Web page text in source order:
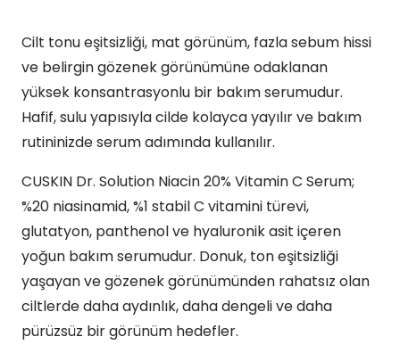
Cilt tonu eşitsizliği, mat görünüm, fazla sebum hissi
ve belirgin gözenek görünümüne odaklanan
yüksek konsantrasyonlu bir bakım serumudur.
Hafif, sulu yapısıyla cilde kolayca yayılır ve bakım
rutininizde serum adımında kullanılır.
CUSKIN Dr. Solution Niacin 20% Vitamin C Serum;
%20 niasinamid, %1 stabil C vitamini türevi,
glutatyon, panthenol ve hyaluronik asit içeren
yoğun bakım serumudur. Donuk, ton eşitsizliği
yaşayan ve gözenek görünümünden rahatsız olan
ciltlerde daha aydınlık, daha dengeli ve daha
pürüzsüz bir görünüm hedefler.